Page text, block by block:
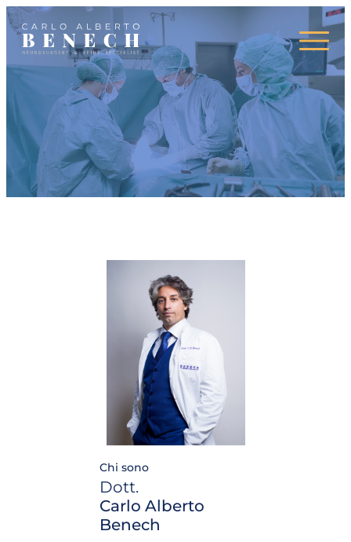
Campi d’azione
Press
Chi sono
Dott.
Carlo Alberto
Benech